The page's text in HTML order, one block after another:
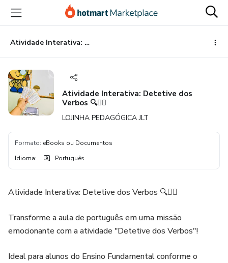
para
conteúdo
principal
para
pagamento
para
rodapé
Atividade Interativa: Detetive dos Verbos 🔍🕵️‍♂️
Atividade Interativa: Detetive dos
Verbos 🔍🕵️‍♂️
LOJINHA PEDAGÓGICA JLT
Formato: eBooks ou Documentos
Idioma: Português
Atividade Interativa: Detetive dos Verbos 🔍🕵️‍♂️
Transforme a aula de português em uma missão
emocionante com a atividade "Detetive dos Verbos"!
Ideal para alunos do Ensino Fundamental conforme o